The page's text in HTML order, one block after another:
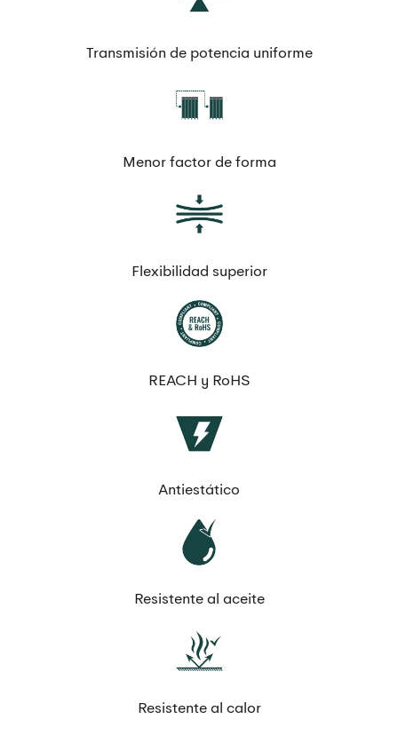
Transmisión de potencia uniforme
Menor factor de forma
Flexibilidad superior
REACH y RoHS
Antiestático
Resistente al aceite
Resistente al calor